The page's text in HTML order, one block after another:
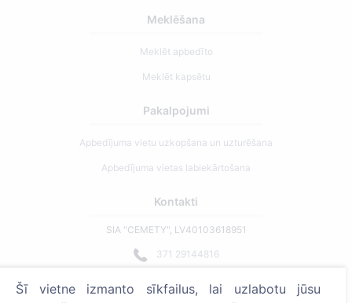
Meklēšana
Meklēt apbedīto
Meklēt kapsētu
Pakalpojumi
Apbedījuma vietu uzkopšana un uzturēšana
Apbedījuma vietas labiekārtošana
Kontakti
SIA "CEMETY", LV40103618951
371 29144816
Šī vietne izmanto sīkfailus, lai uzlabotu jūsu